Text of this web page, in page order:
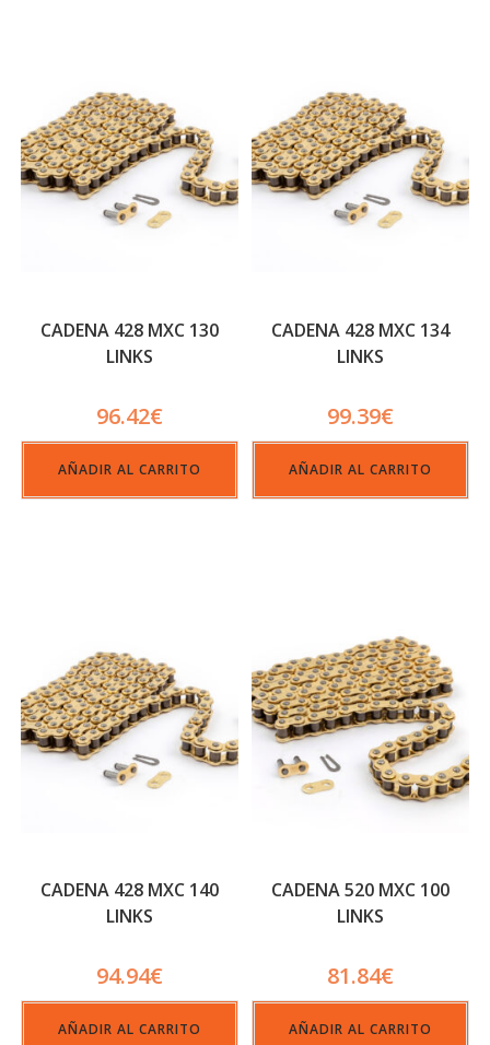
CADENA 428 MXC 130
LINKS
96.42€
AÑADIR AL CARRITO
CADENA 428 MXC 134
LINKS
99.39€
AÑADIR AL CARRITO
CADENA 428 MXC 140
LINKS
94.94€
AÑADIR AL CARRITO
CADENA 520 MXC 100
LINKS
81.84€
AÑADIR AL CARRITO